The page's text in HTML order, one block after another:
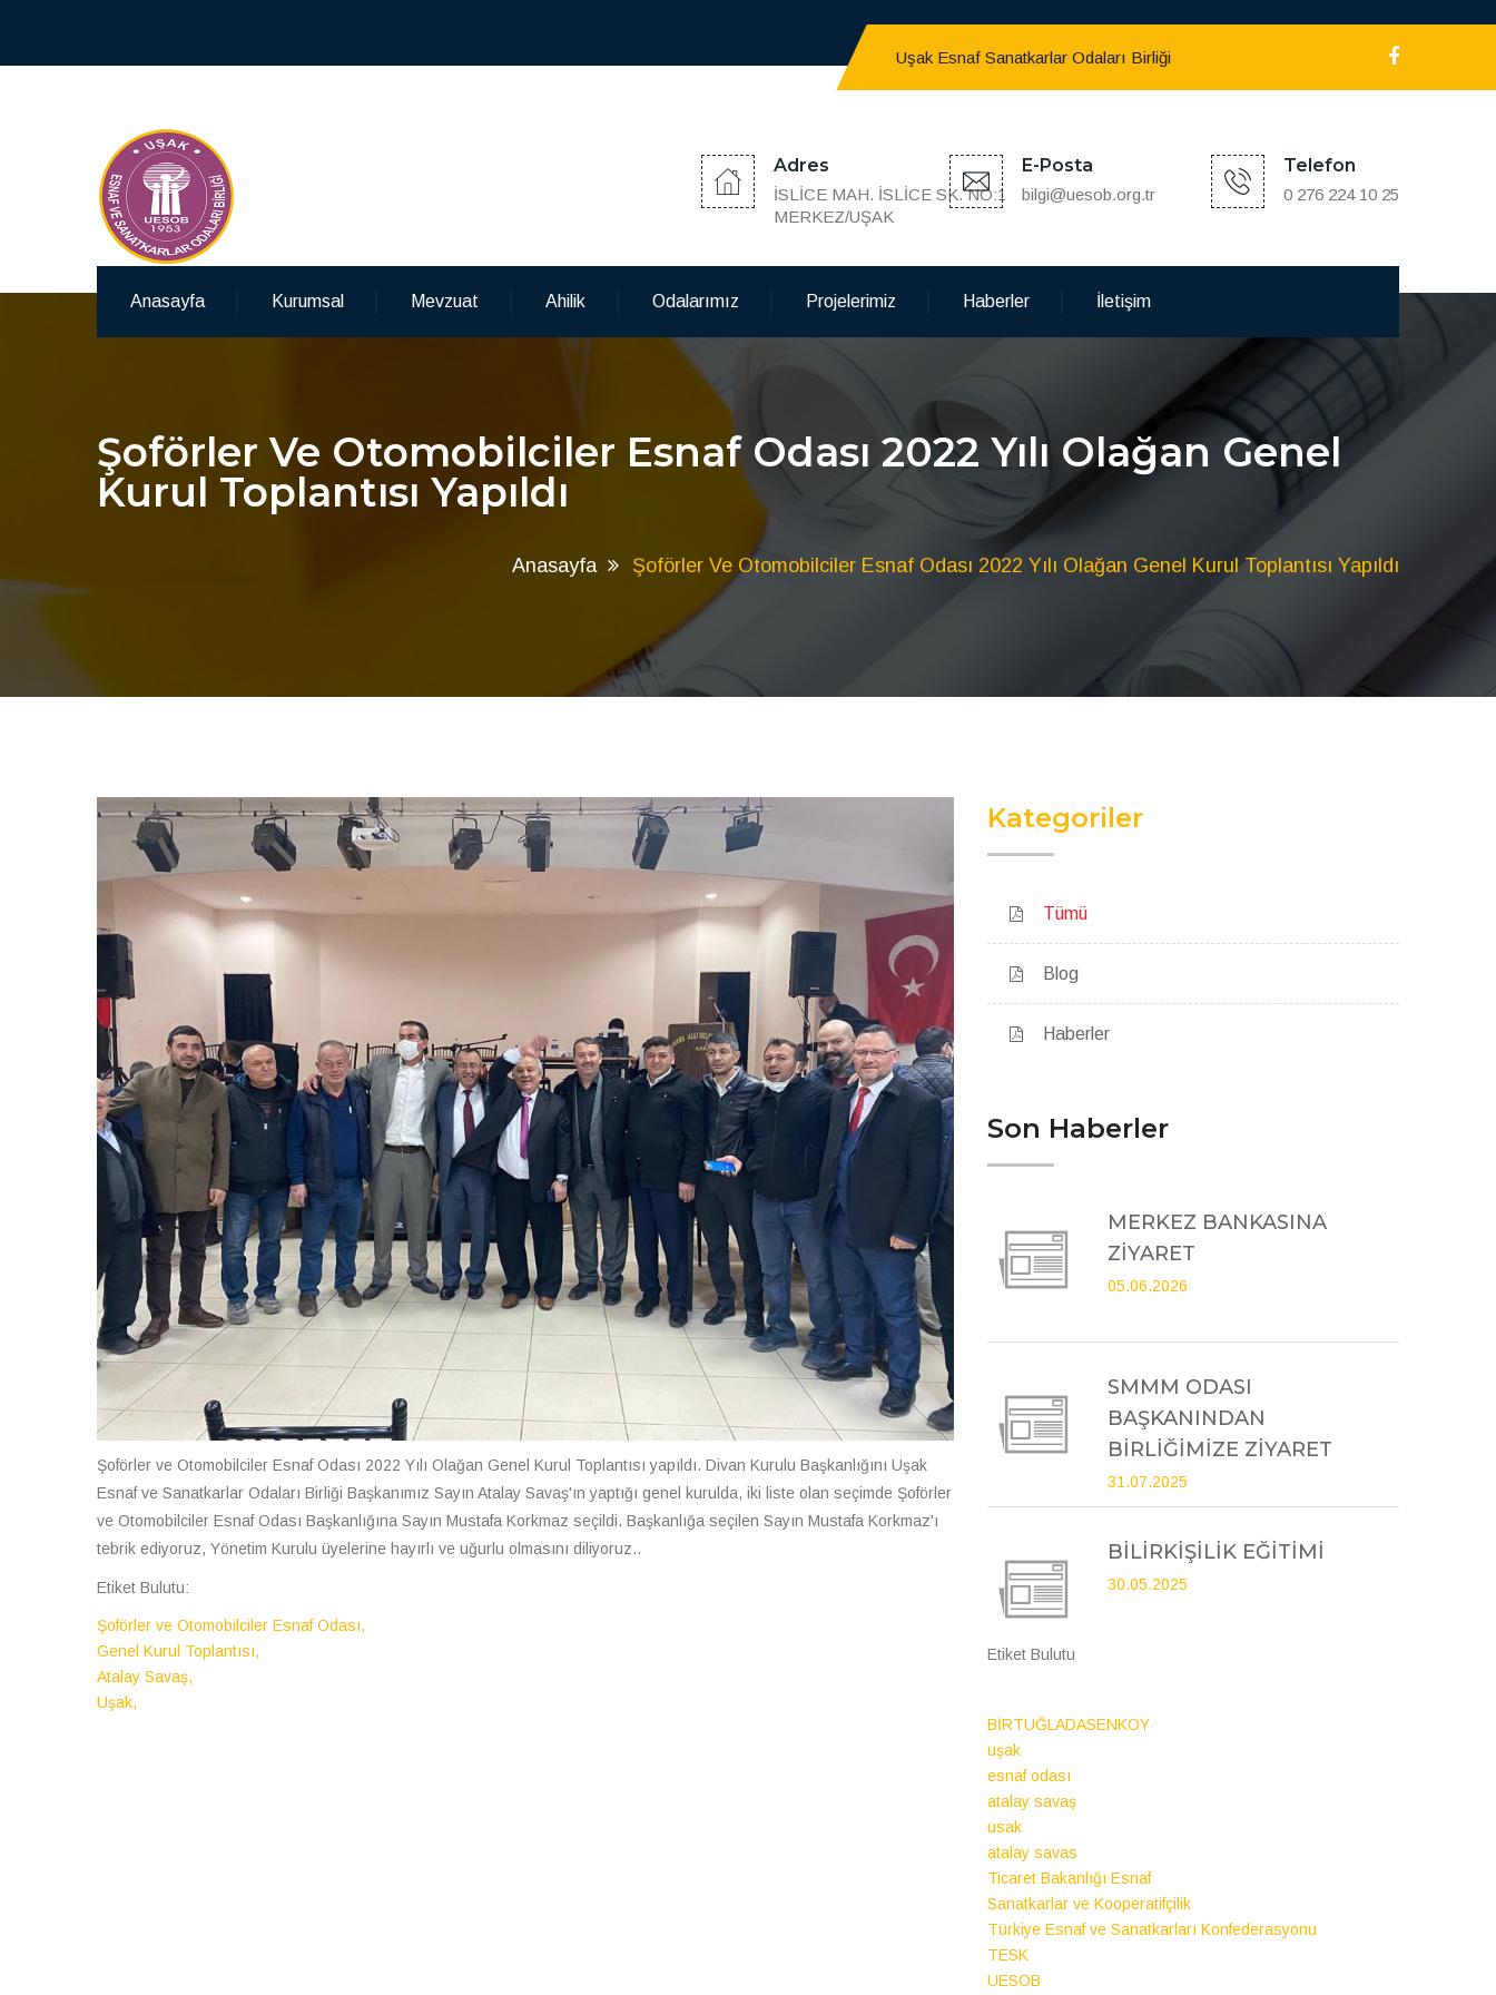
Uşak Esnaf Sanatkarlar Odaları Birliği
Adres
İSLİCE MAH. İSLİCE SK. NO:1
MERKEZ/UŞAK
E-Posta
bilgi@uesob.org.tr
Telefon
0 276 224 10 25
Anasayfa Kurumsal Mevzuat Ahilik Odalarımız Projelerimiz Haberler İletişim
Şoförler Ve Otomobilciler Esnaf Odası 2022 Yılı Olağan Genel
Kurul Toplantısı Yapıldı
Anasayfa Şoförler Ve Otomobilciler Esnaf Odası 2022 Yılı Olağan Genel Kurul Toplantısı Yapıldı
Şoförler ve Otomobilciler Esnaf Odası 2022 Yılı Olağan Genel Kurul Toplantısı yapıldı. Divan Kurulu Başkanlığını Uşak
Esnaf ve Sanatkarlar Odaları Birliği Başkanımız Sayın Atalay Savaş'ın yaptığı genel kurulda, iki liste olan seçimde Şoförler
ve Otomobilciler Esnaf Odası Başkanlığına Sayın Mustafa Korkmaz seçildi. Başkanlığa seçilen Sayın Mustafa Korkmaz'ı
tebrik ediyoruz, Yönetim Kurulu üyelerine hayırlı ve uğurlu olmasını diliyoruz..
Etiket Bulutu:
Şoförler ve Otomobilciler Esnaf Odası,
Genel Kurul Toplantısı,
Atalay Savaş,
Uşak,
Kategoriler
Tümü
Blog
Haberler
Son Haberler
MERKEZ BANKASINA
ZİYARET
05.06.2026
SMMM ODASI
BAŞKANINDAN
BİRLİĞİMİZE ZİYARET
31.07.2025
BİLİRKİŞİLİK EĞİTİMİ
30.05.2025
Etiket Bulutu
BİRTUĞLADASENKOY
uşak
esnaf odası
atalay savaş
usak
atalay savas
Ticaret Bakanlığı Esnaf
Sanatkarlar ve Kooperatifçilik
Türkiye Esnaf ve Sanatkarları Konfederasyonu
TESK
UESOB